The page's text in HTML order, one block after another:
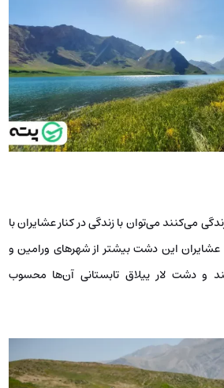
می‌کنند می‌توان با زندگی در کنار عشایران با
عشایران این دشت بیشتر از شهرهای ورامین و
و دشت لار ییلاق تابستانی آن‌ها محسوب